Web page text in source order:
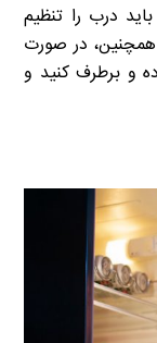
درب را تنظیم
در صورت
و برطرف کنید و